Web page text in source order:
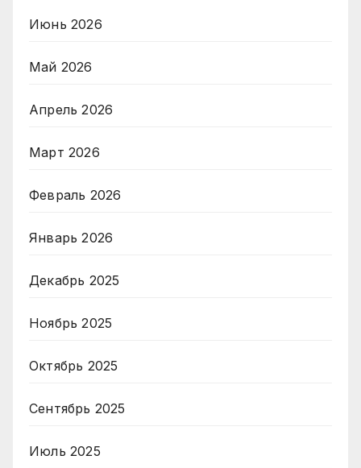
Июнь 2026
Май 2026
Апрель 2026
Март 2026
Февраль 2026
Январь 2026
Декабрь 2025
Ноябрь 2025
Октябрь 2025
Сентябрь 2025
Июль 2025